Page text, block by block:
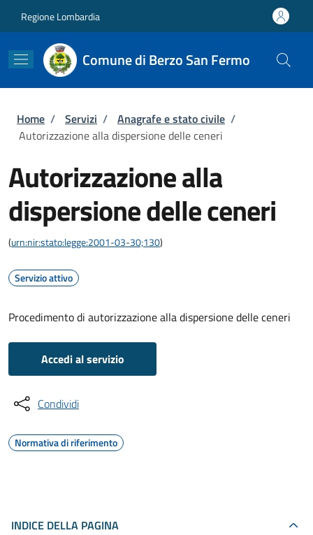
Regione Lombardia
Comune di Berzo San Fermo
Briciole di pane
Home / Servizi / Anagrafe e stato civile /
Autorizzazione alla dispersione delle ceneri
Autorizzazione alla
dispersione delle ceneri
(urn:nir:stato:legge:2001-03-30;130)
Servizio attivo
Procedimento di autorizzazione alla dispersione delle ceneri
Accedi al servizio
Condividi
Normativa di riferimento
INDICE DELLA PAGINA